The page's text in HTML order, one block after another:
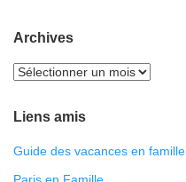
Archives
Liens amis
Guide des vacances en famille